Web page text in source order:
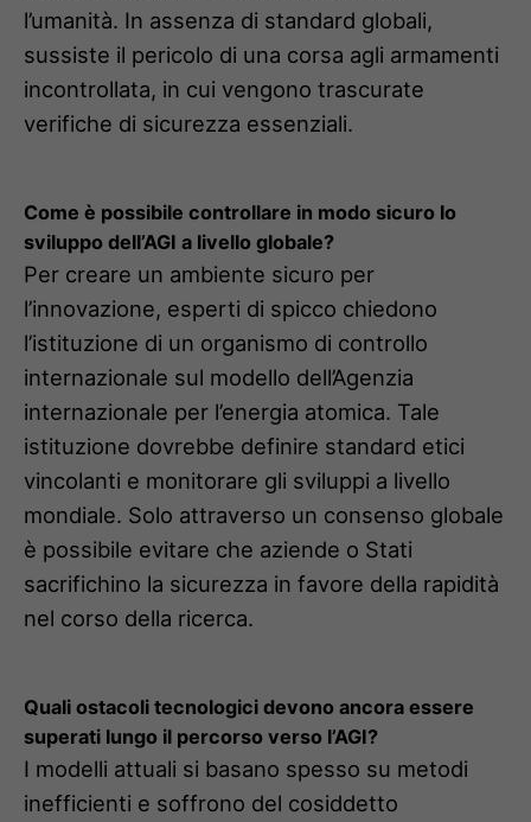
l’umanità. In assenza di standard globali,
sussiste il pericolo di una corsa agli armamenti
incontrollata, in cui vengono trascurate
verifiche di sicurezza essenziali.
Come è possibile controllare in modo sicuro lo
sviluppo dell’AGI a livello globale?
Per creare un ambiente sicuro per
l’innovazione, esperti di spicco chiedono
l’istituzione di un organismo di controllo
internazionale sul modello dell’Agenzia
internazionale per l’energia atomica. Tale
istituzione dovrebbe definire standard etici
vincolanti e monitorare gli sviluppi a livello
mondiale. Solo attraverso un consenso globale
è possibile evitare che aziende o Stati
sacrifichino la sicurezza in favore della rapidità
nel corso della ricerca.
Quali ostacoli tecnologici devono ancora essere
superati lungo il percorso verso l’AGI?
I modelli attuali si basano spesso su metodi
inefficienti e soffrono del cosiddetto